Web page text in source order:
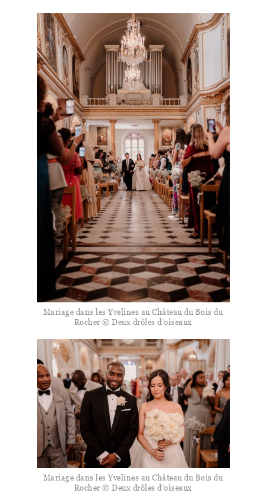
Mariage dans les Yvelines au Château du Bois du
Rocher © Deux drôles d’oiseaux
Mariage dans les Yvelines au Château du Bois du
Rocher © Deux drôles d’oiseaux